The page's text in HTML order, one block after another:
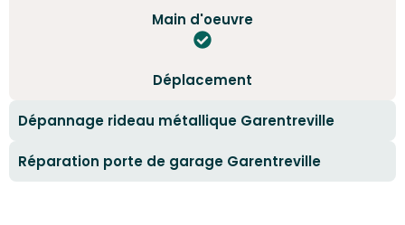
Main d'oeuvre
Déplacement
Dépannage rideau métallique Garentreville
Réparation porte de garage Garentreville